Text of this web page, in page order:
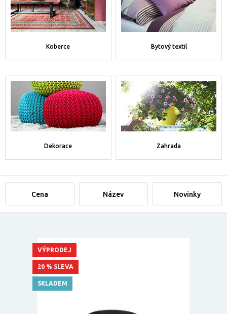
Koberce Bytový textil
Dekorace Zahrada
Cena Název Novinky
VÝPRODEJ
20 % SLEVA
SKLADEM